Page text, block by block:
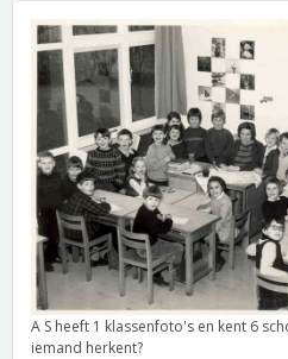
A S heeft 1 klassenfoto's en kent 6
iemand herkent?